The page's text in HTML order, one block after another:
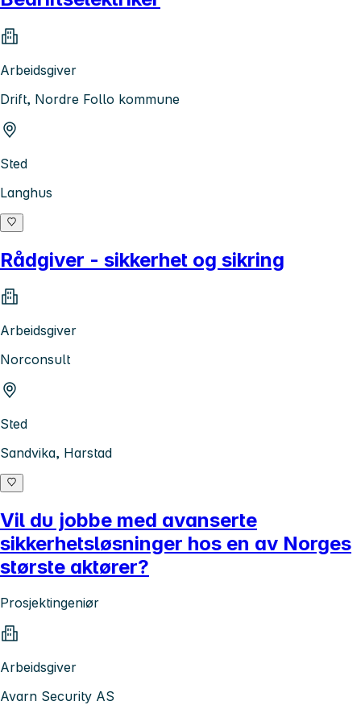
Arbeidsgiver
Drift, Nordre Follo kommune
Sted
Langhus
Rådgiver - sikkerhet og sikring
Arbeidsgiver
Norconsult
Sted
Sandvika, Harstad
Vil du jobbe med avanserte
sikkerhetsløsninger hos en av Norges
største aktører?
Prosjektingeniør
Arbeidsgiver
Avarn Security AS